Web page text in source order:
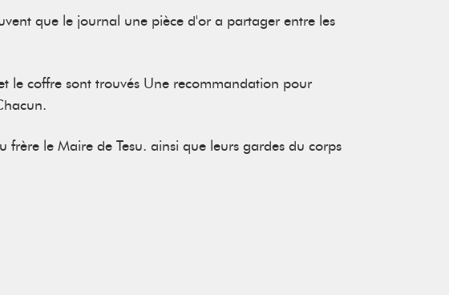
que le journal une pièce d'or a partager entre les
le coffre sont trouvés Une recommandation pour
le Maire de Tesu. ainsi que leurs gardes du corps